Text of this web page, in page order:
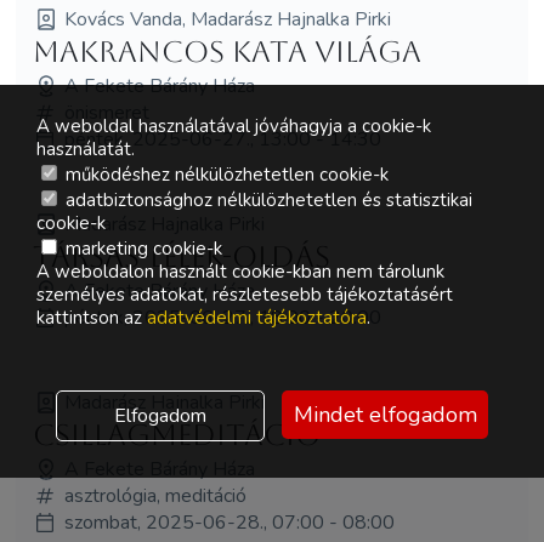
Kovács Vanda, Madarász Hajnalka Pirki
Makrancos Kata világa
A Fekete Bárány Háza
önismeret
péntek, 2025-06-27., 13:00 - 14:30
Madarász Hajnalka Pirki
Társas-LÉLEK-Oldás
A Fekete Bárány Háza
péntek, 2025-06-27., 18:00 - 20:00
Madarász Hajnalka Pirki
Csillagmeditáció
asztrológia, meditáció
szombat, 2025-06-28., 07:00 - 08:00
A weboldal használatával jóváhagyja a cookie-k
használatát.
működéshez nélkülözhetetlen cookie-k
adatbiztonsághoz nélkülözhetetlen és statisztikai
cookie-k
marketing cookie-k
A weboldalon használt cookie-kban nem tárolunk
személyes adatokat, részletesebb tájékoztatásért
kattintson az adatvédelmi tájékoztatóra.
Elfogadom Mindet elfogadom